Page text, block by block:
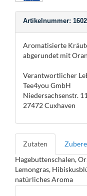
Artikelnummer:
Aromatisierte
abgerundet mit
Verantwortlicher
Tee4you GmbH
Niedersachsenstr. 11
27472 Cuxhaven
Zutaten
Hagebuttenschalen,
Lemongras,
natürliches Aroma